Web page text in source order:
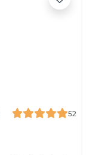
52